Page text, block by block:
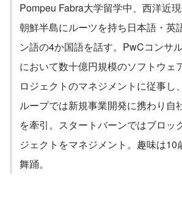
Pompeu Fabra大学留学中、西洋近現
朝鮮半島にルーツを持ち日本語・英
ン語の4か国語を話す。PwCコンサ
において数十億円規模のソフトウェ
ロジェクトのマネジメントに従事し
ループでは新規事業開発に携わり自
を牽引。スタートバーンではブロッ
ジェクトをマネジメント。趣味は10
舞踊。